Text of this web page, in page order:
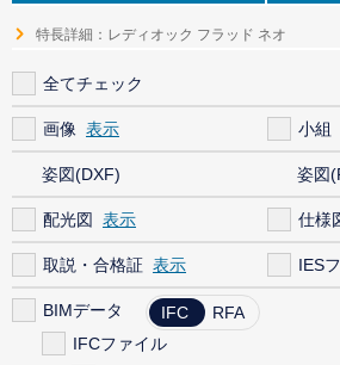
特長詳細：レディオック フラッド ネオ
全てチェック
画像 小組
姿図(DXF) 姿図
配光図 仕様
取説・合格証 IES
BIMデータ IFC
RFA
IFCファイル